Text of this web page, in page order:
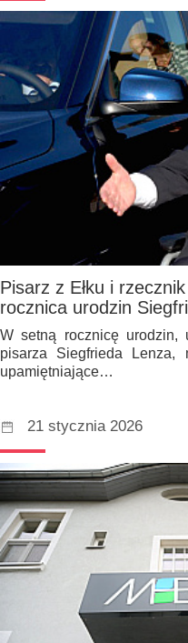
Pisarz z Ełku i
rocznica urodzin
W setną rocznicę urodzin,
pisarza Siegfrieda Lenza,
upamiętniające…
21 stycznia 2026